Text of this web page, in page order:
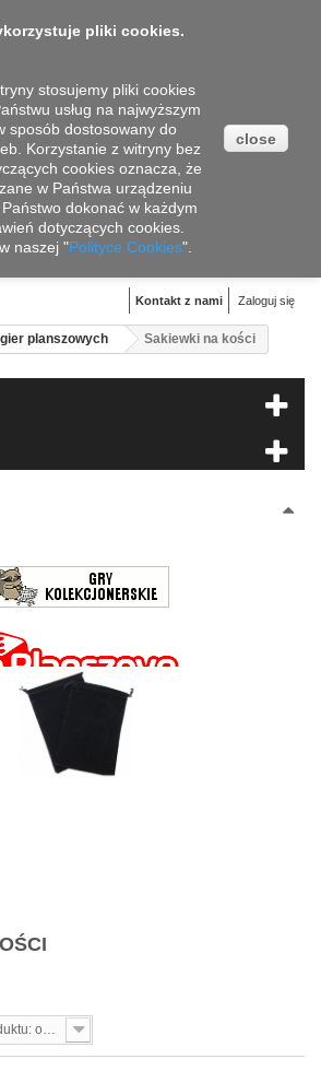
Zaloguj się
Kontakt z nami
planszowych Sakiewki na kości
pliki cookies.
stosujemy pliki cookies
usług na najwyższym
sposób dostosowany do
Korzystanie z witryny bez
cookies oznacza, że
w Państwa urządzeniu
dokonać w każdym
dotyczących cookies.
naszej "Polityce Cookies".
close